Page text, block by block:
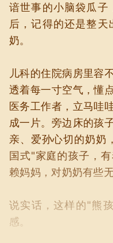
谙世事的小脑袋瓜子
后，记得的还是整
奶。
儿科的住院病房里容
透着每一寸空气，懂
医务工作者，立马哇
成一片。旁边床的孩
亲、爱孙心切的奶奶
国式"家庭的孩子，
赖妈妈，对奶奶有些
说实话，这样的"熊
感。